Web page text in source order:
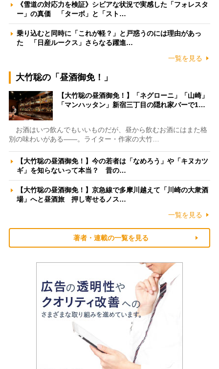
《雪道の対応力を検証》シビアな状況で実感した「フォレスタ
ー」の真価 「ターボ」と「スト…
乗り込むと同時に「これが軽？」と戸惑うのには理由があっ
た 「日産ルークス」さらなる躍進…
一覧を見る
大竹聡の「昼酒御免！」
【大竹聡の昼酒御免！】「ネグローニ」「山崎」
「マンハッタン」新宿三丁目の隠れ家バーで1…
お酒はいつ飲んでもいいものだが、昼から飲むお酒にはまた格
別の味わいがある――。ライター・作家の大竹…
【大竹聡の昼酒御免！】今の若者は「なめろう」や「キヌカツ
ギ」を知らないって本当？ 昔の…
【大竹聡の昼酒御免！】京急線で多摩川越えて「川崎の大衆酒
場」へと昼酒旅 押し寄せるノス…
一覧を見る
著者・連載の一覧を見る